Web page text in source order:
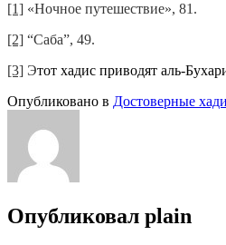
[1] «Ночное путешествие», 81.
[2] “Саба”, 49.
[3] Этот хадис приводят аль-
Опубликовано в Достоверные
Опубликовал plain